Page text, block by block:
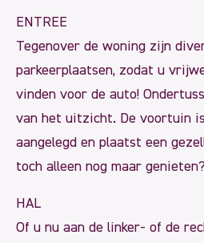
ENTREE
Tegenover de woning zijn
parkeerplaatsen, zodat u
vinden voor de auto!
van het uitzicht. De voortuin
aangelegd en plaatst een
toch alleen nog maar genieten?
HAL
Of u nu aan de linker- of de